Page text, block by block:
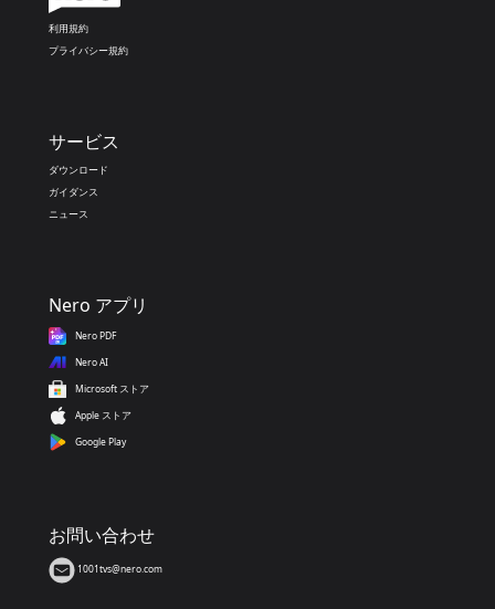
利用規約
プライバシー規約
サービス
ダウンロード
ガイダンス
ニュース
Nero アプリ
Nero PDF
Nero AI
Microsoft ストア
Apple ストア
Google Play
お問い合わせ
1001tvs@nero.com